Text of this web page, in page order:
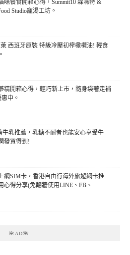
咪餐食開箱心得，Summit10 森咪特 &
Studio寵湯工坊。
西班牙原裝 特級冷壓初榨橄欖油! 輕食
精開箱心得，輕巧新上市，隨身袋著走補
中。
牛乳推薦，乳糖不耐者也能安心享受牛
發買得到!
網SIM卡，香港自由行海外旅遊網卡推
心得分享(免翻牆使用LINE、FB、
🌺AD🌺